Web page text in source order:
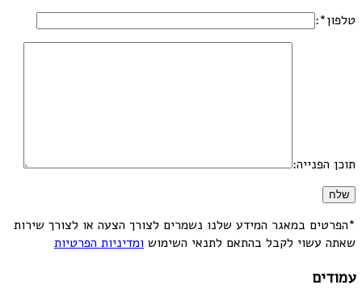
טלפון*:
תוכן הפנייה:
*הפרטים במאגר המידע שלנו נשמרים לצורך הצעה או לצורך שירות
שאתה עשוי לקבל בהתאם לתנאי השימוש ומדיניות הפרטיות
עמודים